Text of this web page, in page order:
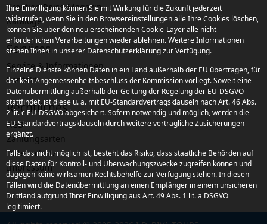
Kroatien Reise-Magazin
Kataloge
Services
Service & Informationen
Kontakt
Rechtliches
AGB
Zahlungsarten
Datenschutz
Impressum
Ihre Einwilligung können Sie mit Wirkung für die Zukunft jederzeit
widerrufen, wenn Sie in den Browsereinstellungen alle Ihre Cookies löschen,
können Sie über den neu erscheinenden Cookie-Layer alle nicht
erforderlichen Verarbeitungen wieder ablehnen. Weitere Informationen
stehen Ihnen in unserer Datenschutzerklärung zur Verfügung.
Einzelne Dienste können Daten in ein Land außerhalb der EU übertragen, für
das kein Angemessenheitsbeschluss der Kommission vorliegt. Soweit eine
Datenübermittlung außerhalb der Geltung der Regelung der EU-DSGVO
stattfindet, ist diese u. a. mit EU-Standardvertragsklauseln nach Art. 46 Abs.
2 lit. c EU-DSGVO abgesichert. Sofern notwendig und möglich, werden die
EU-Standardvertragsklauseln durch weitere vertragliche Zusicherungen
ergänzt.
Falls das nicht möglich ist, besteht das Risiko, dass staatliche Behörden auf
diese Daten für Kontroll- und Überwachungszwecke zugreifen können und
dagegen keine wirksamen Rechtsbehelfe zur Verfügung stehen. In diesen
Fällen wird die Datenübermittlung an einen Empfänger in einem unsicheren
Drittland aufgrund Ihrer Einwilligung aus Art. 49 Abs. 1 lit. a DSGVO
legitimiert.